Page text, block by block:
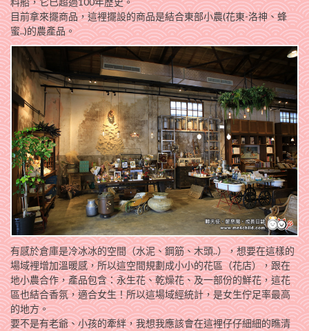
目前拿來擺商品，這裡擺設的商品是結合東部小農(花東-洛神、蜂
蜜..)的農產品。
有感於倉庫是冷冰冰的空間（水泥、鋼筋、木頭..），想要在這樣的
場域裡增加溫暖感，所以這空間規劃成小小的花區（花店），跟在
地小農合作，產品包含：永生花、乾燥花、及一部份的鮮花，這花
區也結合香氛，適合女生！所以這場域經統計，是女生佇足率最高
的地方。
要不是有老爺、小孩的牽絆，我想我應該會在這裡仔仔細細的瞧清